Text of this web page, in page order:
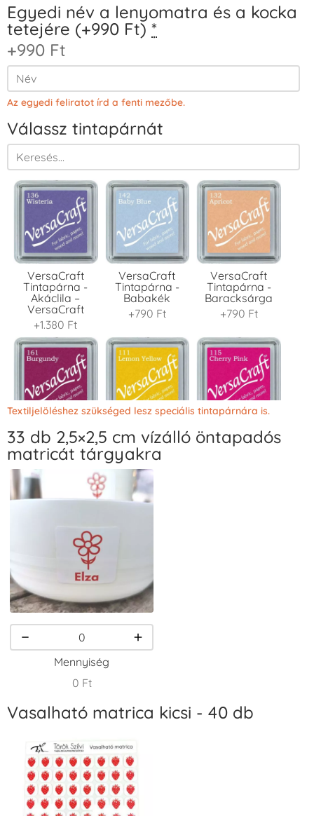
Egyedi név a lenyomatra és a kocka
tetejére (+990 Ft) *
+990 Ft
Az egyedi feliratot írd a fenti mezőbe.
Válassz tintapárnát
VersaCraft
Tintapárna -
Akáclila –
VersaCraft
+1.380 Ft
VersaCraft
Tintapárna -
Babakék
+790 Ft
VersaCraft
Tintapárna -
Baracksárga
+790 Ft
VersaCraft
Tintapárna -
Bordó
+1.380 Ft
VersaCraft
Tintapárna -
Citromsárga
+1.380 Ft
VersaCraft
Tintapárna -
VersaCraft
Tintapárna -
Csokibarna
+1.380 Ft
VersaCraft
Tintapárna -
Erdőzöld
+790 Ft
Fekete
+1.380 Ft
Fenyőzöld
+1.380 Ft
Textiljelöléshez szükséged lesz speciális tintapárnára is.
33 db 2,5×2,5 cm vízálló öntapadós
matricát tárgyakra
Mennyiség
0 Ft
Vasalható matrica kicsi - 40 db